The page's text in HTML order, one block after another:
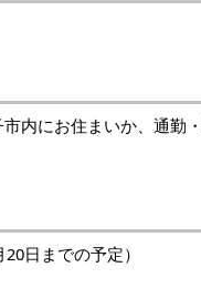
内にお住まいか、通勤
日までの予定）